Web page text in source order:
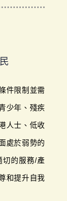
件限制並需
少年、殘疾
人士、低收
處於弱勢的
切的服務/產
和提升自我